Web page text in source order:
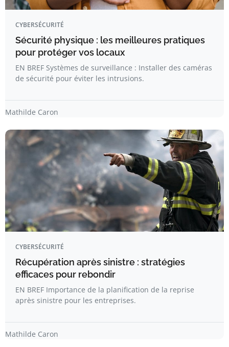
CYBERSÉCURITÉ
Sécurité physique : les meilleures pratiques
pour protéger vos locaux
EN BREF Systèmes de surveillance : Installer des caméras
de sécurité pour éviter les intrusions.
Mathilde Caron
CYBERSÉCURITÉ
Récupération après sinistre : stratégies
efficaces pour rebondir
EN BREF Importance de la planification de la reprise
après sinistre pour les entreprises.
Mathilde Caron